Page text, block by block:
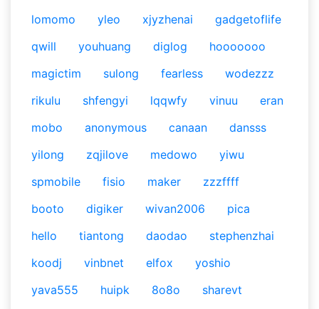
lomomo
yleo xjyzhenai
gadgetoflife
qwill
youhuang diglog
hooooooo
magictim
sulong fearless
wodezzz
rikulu
shfengyi lqqwfy vinuu
eran
mobo
anonymous canaan
dansss
yilong
zqjilove medowo
yiwu
spmobile
fisio maker
zzzffff
booto
digiker wivan2006
pica
hello
tiantong daodao
stephenzhai
koodj
vinbnet elfox
yoshio
yava555
huipk 8o8o
sharevt